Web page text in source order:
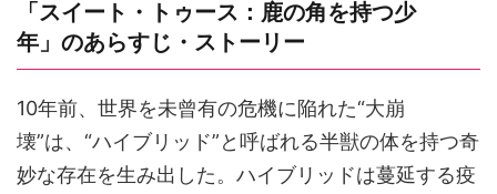
「スイート・トゥース：鹿の角を持つ少
年」のあらすじ・ストーリー
10年前、世界を未曾有の危機に陥れた“大崩
壊”は、“ハイブリッド”と呼ばれる半獣の体を持つ奇
妙な存在を生み出した。ハイブリッドは蔓延する疫